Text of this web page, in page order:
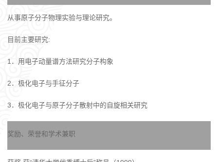
从事原子分子物理实验与理论研究。
目前主要研究:
1．用电子动量谱方法研究分子构象
2．极化电子与手征分子
3．极化电子与原子分子散射中的自旋相关研究
奖励、荣誉和学术兼职